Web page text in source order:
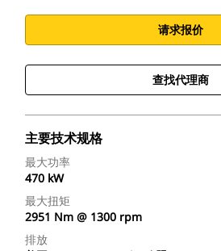
请求报价
查找代理商
主要技术规格
最大功率
470 kW
最大扭矩
2951 Nm @ 1300 rpm
排放